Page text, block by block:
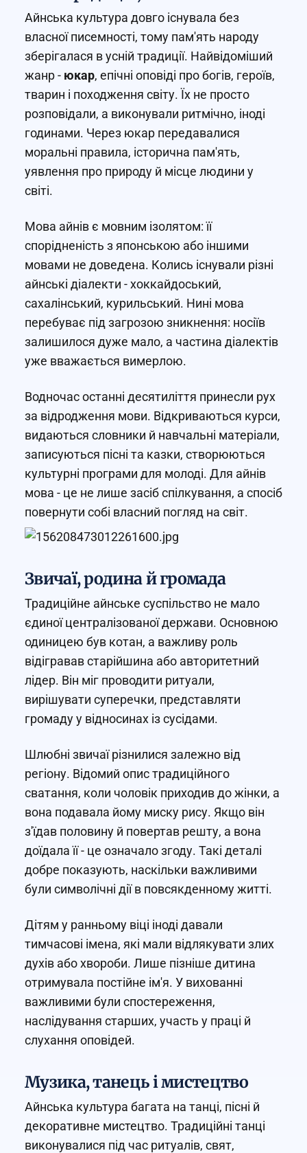
Айнська культура довго існувала без
власної писемності, тому пам'ять народу
зберігалася в усній традиції. Найвідоміший
жанр - юкар, епічні оповіді про богів, героїв,
тварин і походження світу. Їх не просто
розповідали, а виконували ритмічно, іноді
годинами. Через юкар передавалися
моральні правила, історична пам'ять,
уявлення про природу й місце людини у
світі.
Мова айнів є мовним ізолятом: її
спорідненість з японською або іншими
мовами не доведена. Колись існували різні
айнські діалекти - хоккайдоський,
сахалінський, курильський. Нині мова
перебуває під загрозою зникнення: носіїв
залишилося дуже мало, а частина діалектів
уже вважається вимерлою.
Водночас останні десятиліття принесли рух
за відродження мови. Відкриваються курси,
видаються словники й навчальні матеріали,
записуються пісні та казки, створюються
культурні програми для молоді. Для айнів
мова - це не лише засіб спілкування, а спосіб
повернути собі власний погляд на світ.
Звичаї, родина й громада
Традиційне айнське суспільство не мало
єдиної централізованої держави. Основною
одиницею був котан, а важливу роль
відігравав старійшина або авторитетний
лідер. Він міг проводити ритуали,
вирішувати суперечки, представляти
громаду у відносинах із сусідами.
Шлюбні звичаї різнилися залежно від
регіону. Відомий опис традиційного
сватання, коли чоловік приходив до жінки, а
вона подавала йому миску рису. Якщо він
з'їдав половину й повертав решту, а вона
доїдала її - це означало згоду. Такі деталі
добре показують, наскільки важливими
були символічні дії в повсякденному житті.
Дітям у ранньому віці іноді давали
тимчасові імена, які мали відлякувати злих
духів або хвороби. Лише пізніше дитина
отримувала постійне ім'я. У вихованні
важливими були спостереження,
наслідування старших, участь у праці й
слухання оповідей.
Музика, танець і мистецтво
Айнська культура багата на танці, пісні й
декоративне мистецтво. Традиційні танці
виконувалися під час ритуалів, свят,